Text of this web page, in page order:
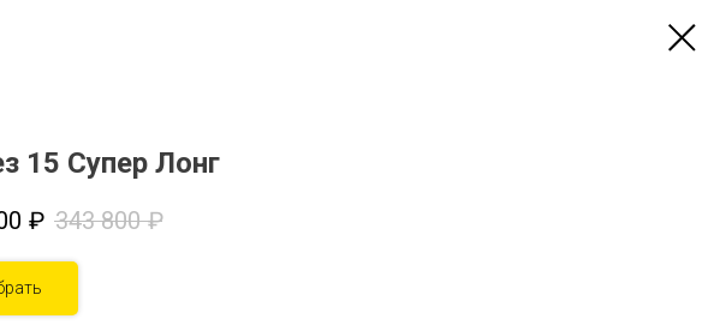
15 Супер Лонг
₽ 343 800 ₽